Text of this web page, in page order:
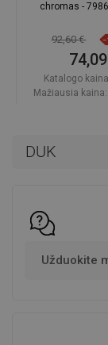
DUK
Užduokite
chromas -
92,60 €
Katalogo
Mažiausia